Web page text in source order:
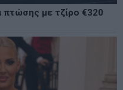
πτώσης με τζίρο €320